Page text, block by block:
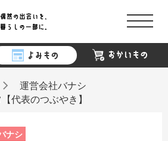
運営会社バナシ
代表のつぶやき】
ナシ
検索 読み物検索